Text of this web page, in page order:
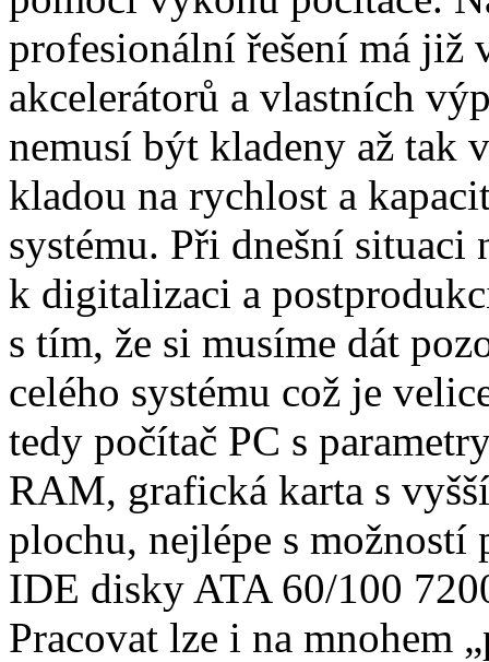
profesionální řešení má již
akcelerátorů a vlastních
nemusí být kladeny až tak
kladou na rychlost a
systému. Při dnešní situaci
k digitalizaci a
s tím, že si musíme dát
celého systému což je
tedy počítač PC s
RAM, grafická karta s
plochu, nejlépe s možností
IDE disky ATA 60/100
Pracovat lze i na mnohem